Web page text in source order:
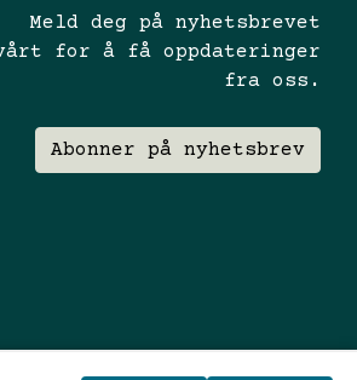
Meld deg på nyhetsbrevet
for å få oppdateringer
fra oss.
Abonner på nyhetsbrev